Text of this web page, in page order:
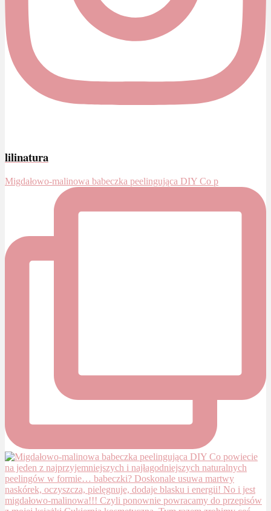
lilinatura
Migdałowo-malinowa babeczka peelingująca DIY Co p